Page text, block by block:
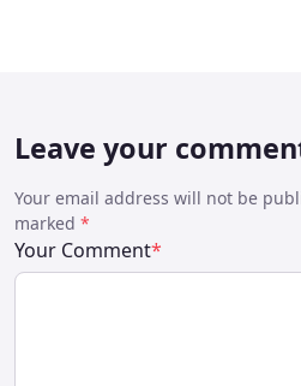
Leave your
Your email address will not be
marked *
Your Comment*